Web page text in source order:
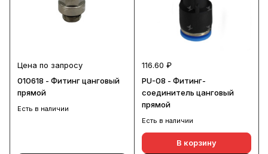
Цена по запросу
010618 - Фитинг цанговый
прямой
Есть в наличии
116.60 ₽
PU-08 - Фитинг-
соединитель цанговый
прямой
Есть в наличии
В корзину